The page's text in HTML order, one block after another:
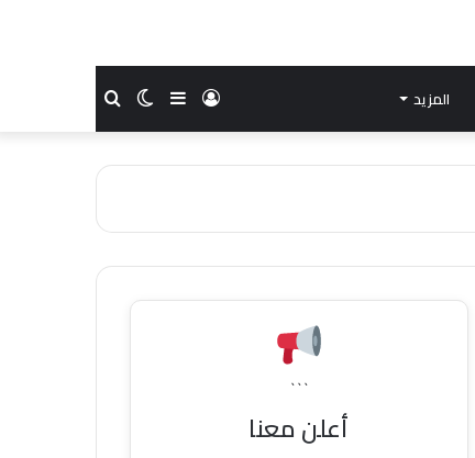
المزيد بحثالوضع
المظلم
إضافة
عمود
جانبي
تسجيل
الدخول
```
أعلن معنا